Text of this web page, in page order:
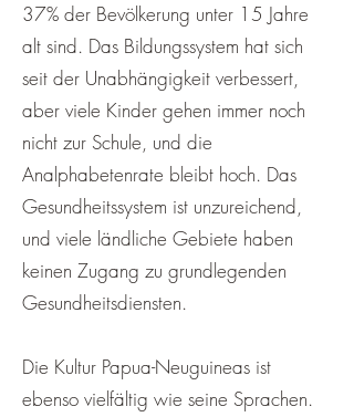
37% der Bevölkerung unter 15 Jahre
alt sind. Das Bildungssystem hat sich
seit der Unabhängigkeit verbessert,
aber viele Kinder gehen immer noch
nicht zur Schule, und die
Analphabetenrate bleibt hoch. Das
Gesundheitssystem ist unzureichend,
und viele ländliche Gebiete haben
keinen Zugang zu grundlegenden
Gesundheitsdiensten.
Die Kultur Papua-Neuguineas ist
ebenso vielfältig wie seine Sprachen.